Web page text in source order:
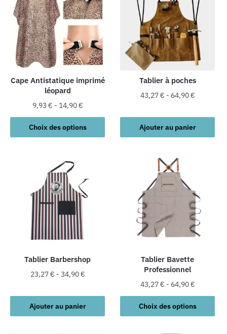
Cape Antistatique imprimé
léopard
9,93 € - 14,90€
Choix des options
Ce
produit
plusieurs
variations.
Les
options
peuvent
être
choisies
la
page
produit
Tablier à poches
43,27€ - 64,90€
Ajouter au panier
Tablier Barbershop
23,27€ - 34,90€
Ajouter au panier
Tablier Bavette
Professionnel
43,27€ - 64,90€
Choix des options
Ce
produit